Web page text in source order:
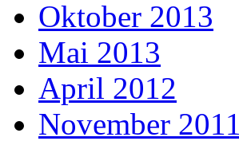
Oktober 2013
Mai 2013
April 2012
November 2011